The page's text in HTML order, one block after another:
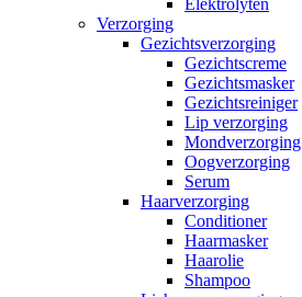
Elektrolyten
Verzorging
Gezichtsverzorging
Gezichtscreme
Gezichtsmasker
Gezichtsreiniger
Lip verzorging
Mondverzorging
Oogverzorging
Serum
Haarverzorging
Conditioner
Haarmasker
Haarolie
Shampoo